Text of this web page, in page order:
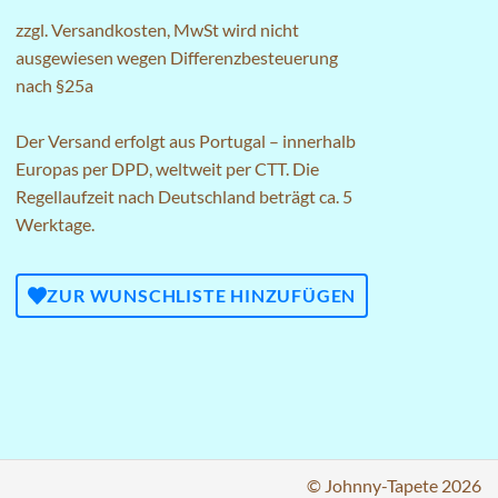
zzgl.Versandkosten, MwSt wird nicht
ausgewiesen wegen Differenzbesteuerung
nach §25a
Der Versand erfolgt aus Portugal – innerhalb
Europas per DPD, weltweit per CTT. Die
Regellaufzeit nach Deutschland beträgt ca. 5
Werktage.
ZUR WUNSCHLISTE HINZUFÜGEN
© Johnny-Tapete 2026